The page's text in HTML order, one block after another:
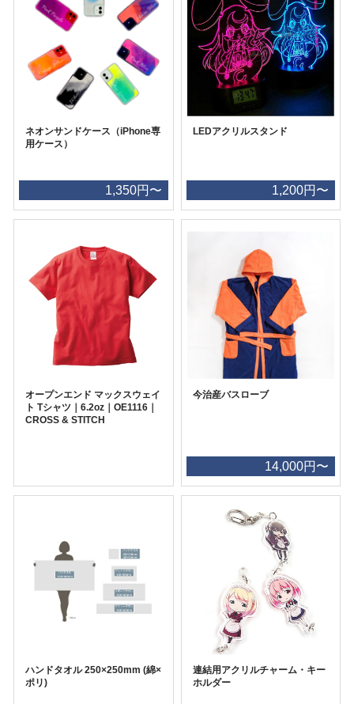
ネオンサンドケース（iPhone専
用ケース）
1,350円〜
LEDアクリルスタンド
1,200円〜
オープンエンド マックスウェイ
ト Tシャツ｜6.2oz｜OE1116｜
CROSS & STITCH
今治産バスローブ
14,000円〜
ハンドタオル 250×250mm (綿×
ポリ)
連結用アクリルチャーム・キー
ホルダー